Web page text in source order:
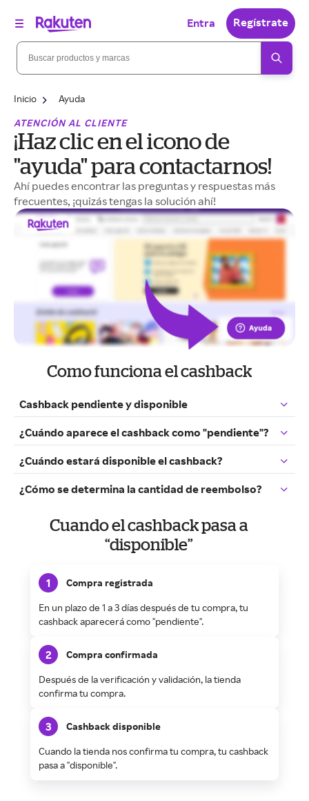
Entra Regístrate
Inicio Ayuda
ATENCIÓN AL CLIENTE
¡Haz clic en el icono de
"ayuda" para contactarnos!
Ahí puedes encontrar las preguntas y respuestas más
frecuentes, ¡quizás tengas la solución ahí!
Como funciona el cashback
Cashback pendiente y disponible
¿Cuándo aparece el cashback como "pendiente"?
¿Cuándo estará disponible el cashback?
¿Cómo se determina la cantidad de reembolso?
Cuando el cashback pasa a
“disponible”
1 Compra registrada
En un plazo de 1 a 3 días después de tu compra, tu
cashback aparecerá como "pendiente".
2 Compra confirmada
Después de la verificación y validación, la tienda
confirma tu compra.
3 Cashback disponible
Cuando la tienda nos confirma tu compra, tu cashback
pasa a "disponible".